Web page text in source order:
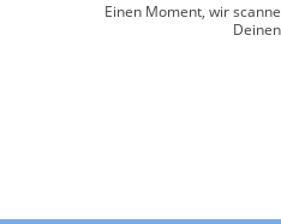
Einen Moment, wir